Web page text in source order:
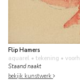
Flip Hamers
aquarel • tekening •
Staand naakt
bekijk kunstwerk